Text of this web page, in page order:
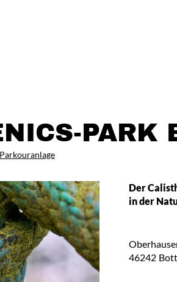
PARK
Der
in der
46242